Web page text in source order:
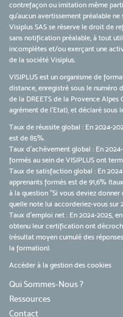
contrefaçon ou imitation même
qu’aucun avertissement préalable ne
Visiplus SAS se réserve le droit de
sans notification préalable, à tout
incomplètes et/ou exerçant une
de la société Visiplus.
VISIPLUS est un organisme de
distance, enregistré sous le numéro
de la DREETS de la Provence Alpes
agrément de l’Etat), et déclaré sous
Taux de réussite global : En 2024-
est de 85%.
Taux d’achèvement global : En
formés au sein de VISIPLUS ont
Taux de satisfaction global : En
apprenants formés est de 91,6%
à la question "Si vous deviez
quelle note lui accorderiez-vous sur
Taux d’emploi net : En 2024-2025,
obtenu leur certification ont
(résultat moyen cumulé des
la formation).
Accéder à la gestion des cookies
Qui Sommes-Nous ?
Ressources
Contact